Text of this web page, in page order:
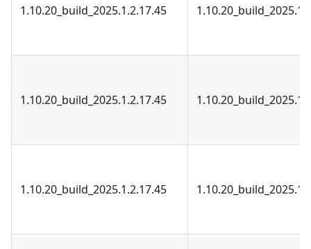
1.10.20_build_2025.1.2.17.45
1.10.20_build_2025.1.2.17.45
1.10.20_build_2025.1.2.17.45